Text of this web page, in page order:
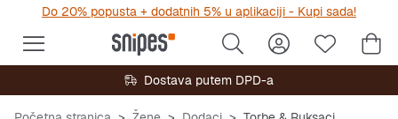
Do 20% popusta + dodatnih 5% u aplikaciji - Kupi sada!
Dostava putem DPD-a